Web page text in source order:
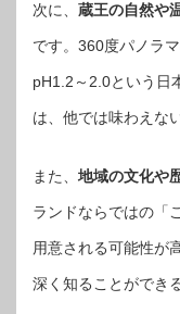
次に、 蔵王の自然や
です。360度パノラ
pH1.2～2.0という日
は、他では味わえな
また、 地域の文化や
ランドならではの「
用意される可能性が
深く知ることができ